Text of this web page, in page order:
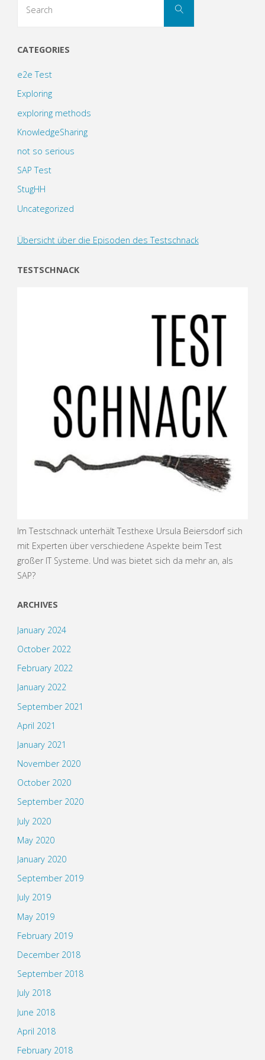
Search
CATEGORIES
e2e Test
Exploring
exploring methods
KnowledgeSharing
not so serious
SAP Test
StugHH
Uncategorized
Übersicht über die Episoden des Testschnack
TESTSCHNACK
Im Testschnack unterhält Testhexe Ursula Beiersdorf sich
mit Experten über verschiedene Aspekte beim Test
großer IT Systeme. Und was bietet sich da mehr an, als
SAP?
ARCHIVES
January 2024
October 2022
February 2022
January 2022
September 2021
April 2021
January 2021
November 2020
October 2020
September 2020
July 2020
May 2020
January 2020
September 2019
July 2019
May 2019
February 2019
December 2018
September 2018
July 2018
June 2018
April 2018
February 2018